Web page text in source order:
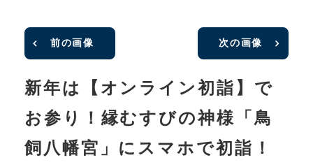
前の画像 次の画像
新年は【オンライン初詣】で
お参り！縁むすびの神様「鳥
飼八幡宮」にスマホで初詣！